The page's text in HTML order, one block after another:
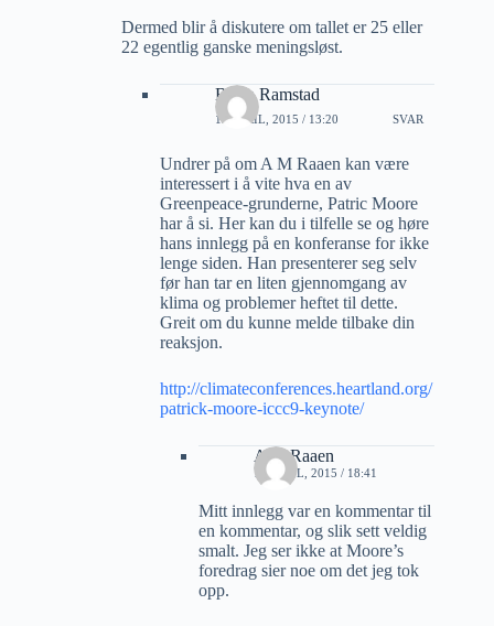
Dermed blir å diskutere om tallet er 25 eller
22 egentlig ganske meningsløst.
Bjørn Ramstad
12 APRIL, 2015 / 13:20 SVAR
Undrer på om A M Raaen kan være
interessert i å vite hva en av
Greenpeace-grunderne, Patric Moore
har å si. Her kan du i tilfelle se og høre
hans innlegg på en konferanse for ikke
lenge siden. Han presenterer seg selv
før han tar en liten gjennomgang av
klima og problemer heftet til dette.
Greit om du kunne melde tilbake din
reaksjon.
http://climateconferences.heartland.org/
patrick-moore-iccc9-keynote/
A M Raaen
17 APRIL, 2015 / 18:41
Mitt innlegg var en kommentar til
en kommentar, og slik sett veldig
smalt. Jeg ser ikke at Moore’s
foredrag sier noe om det jeg tok
opp.